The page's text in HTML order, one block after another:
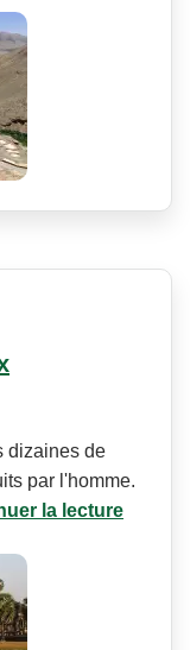
dizaines de
par l'homme.
la lecture